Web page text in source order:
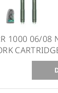
1000 06/08